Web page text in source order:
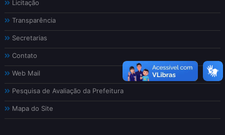
Licitação
Transparência
Secretarias
Contato
Web Mail
Pesquisa de Avaliação da Prefeitura
Mapa do Site